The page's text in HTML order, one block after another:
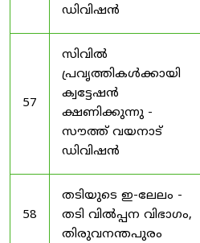
ഡിവിഷൻ
57
സിവിൽ
പ്രവൃത്തികൾക്കായി
ക്വട്ടേഷൻ
ക്ഷണിക്കുന്നു -
സൗത്ത് വയനാട്
ഡിവിഷൻ
58
തടിയുടെ ഇ-ലേലം -
തടി വിൽപ്പന വിഭാഗം,
തിരുവനന്തപുരം